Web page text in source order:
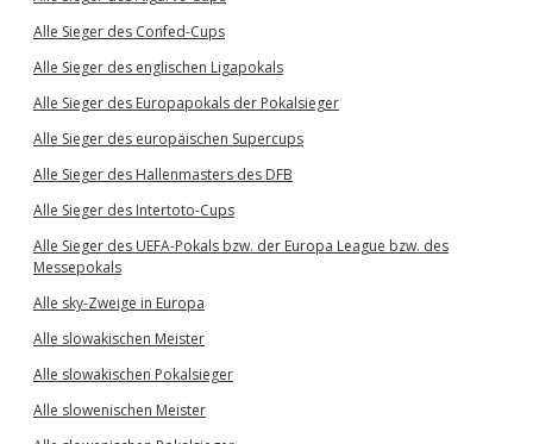
Alle Sieger des Confed-Cups
Alle Sieger des englischen Ligapokals
Alle Sieger des Europapokals der Pokalsieger
Alle Sieger des europäischen Supercups
Alle Sieger des Hallenmasters des DFB
Alle Sieger des Intertoto-Cups
Alle Sieger des UEFA-Pokals bzw. der Europa League bzw. des
Messepokals
Alle sky-Zweige in Europa
Alle slowakischen Meister
Alle slowakischen Pokalsieger
Alle slowenischen Meister